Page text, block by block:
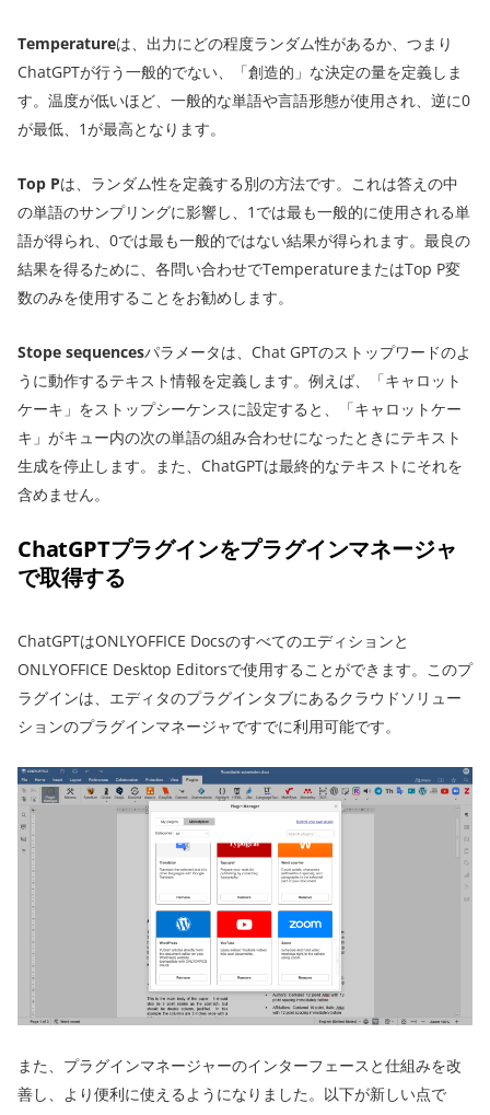
Temperatureは、出力にどの程度ランダム性があるか、つまり
ChatGPTが行う一般的でない、「創造的」な決定の量を定義しま
す。温度が低いほど、一般的な単語や言語形態が使用され、逆に0
が最低、1が最高となります。
Top Pは、ランダム性を定義する別の方法です。これは答えの中
の単語のサンプリングに影響し、1では最も一般的に使用される単
語が得られ、0では最も一般的ではない結果が得られます。最良の
結果を得るために、各問い合わせでTemperatureまたはTop P変
数のみを使用することをお勧めします。
Stope sequencesパラメータは、Chat GPTのストップワードのよ
うに動作するテキスト情報を定義します。例えば、「キャロット
ケーキ」をストップシーケンスに設定すると、「キャロットケー
キ」がキュー内の次の単語の組み合わせになったときにテキスト
生成を停止します。また、ChatGPTは最終的なテキストにそれを
含めません。
ChatGPTプラグインをプラグインマネージャ
で取得する
ChatGPTはONLYOFFICE Docsのすべてのエディションと
ONLYOFFICE Desktop Editorsで使用することができます。このプ
ラグインは、エディタのプラグインタブにあるクラウドソリュー
ションのプラグインマネージャですでに利用可能です。
また、プラグインマネージャーのインターフェースと仕組みを改
善し、より便利に使えるようになりました。以下が新しい点で